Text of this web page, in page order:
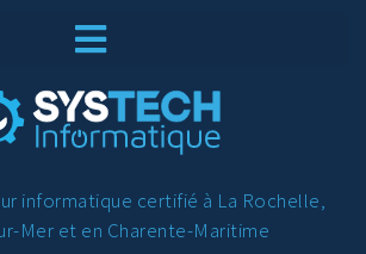
informatique certifié à La Rochelle,
Mer et en Charente-Maritime